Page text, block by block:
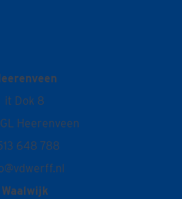
it Dok 8
Heerenveen
648 788
Waalwijk